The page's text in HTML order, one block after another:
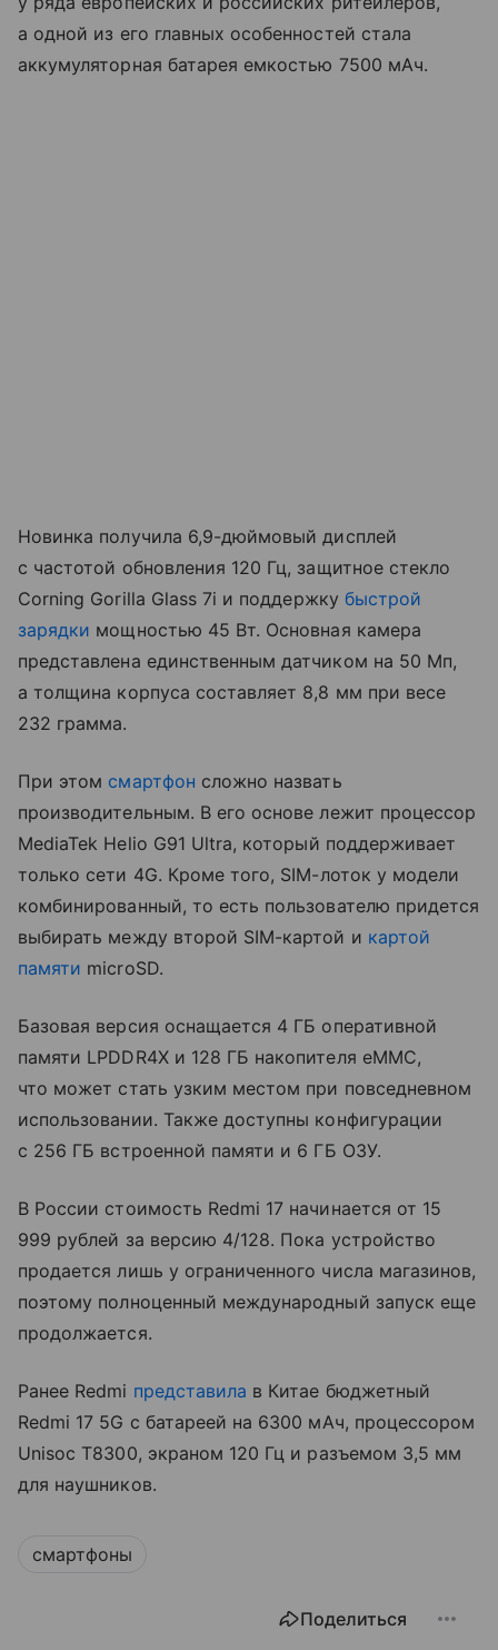
а одной из его главных особенностей стала
аккумуляторная батарея емкостью 7500 мАч.
Новинка получила 6,9-дюймовый дисплей
с частотой обновления 120 Гц, защитное стекло
Corning Gorilla Glass 7i и поддержку быстрой
зарядки мощностью 45 Вт. Основная камера
представлена единственным датчиком на 50 Мп,
а толщина корпуса составляет 8,8 мм при весе
232 грамма.
При этом смартфон сложно назвать
производительным. В его основе лежит процессор
MediaTek Helio G91 Ultra, который поддерживает
только сети 4G. Кроме того, SIM-лоток у модели
комбинированный, то есть пользователю придется
выбирать между второй SIM-картой и картой
памяти microSD.
Базовая версия оснащается 4 ГБ оперативной
памяти LPDDR4X и 128 ГБ накопителя eMMC,
что может стать узким местом при повседневном
использовании. Также доступны конфигурации
с 256 ГБ встроенной памяти и 6 ГБ ОЗУ.
В России стоимость Redmi 17 начинается от 15
999 рублей за версию 4/128. Пока устройство
продается лишь у ограниченного числа магазинов,
поэтому полноценный международный запуск еще
продолжается.
Ранее Redmi представила в Китае бюджетный
Redmi 17 5G с батареей на 6300 мАч, процессором
Unisoc T8300, экраном 120 Гц и разъемом 3,5 мм
для наушников.
смартфоны
Поделиться